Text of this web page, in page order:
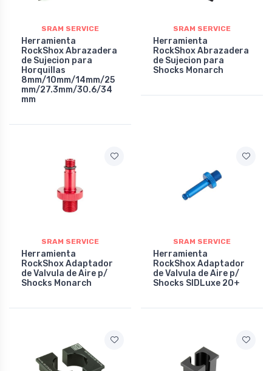
SRAM SERVICE
Herramienta
RockShox Abrazadera
de Sujecion para
Horquillas
8mm/10mm/14mm/25
mm/27.3mm/30.6/34
mm
SRAM SERVICE
Herramienta
RockShox Abrazadera
de Sujecion para
Shocks Monarch
SRAM SERVICE
Herramienta
RockShox Adaptador
de Valvula de Aire p/
Shocks Monarch
SRAM SERVICE
Herramienta
RockShox Adaptador
de Valvula de Aire p/
Shocks SIDLuxe 20+